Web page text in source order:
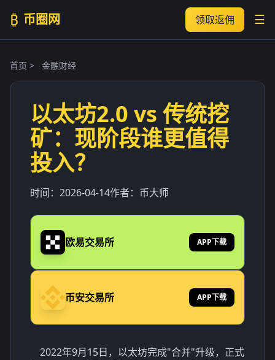
₿ 币圈网 领取返佣 ☰
首页 > 金融财经
以太坊2.0 vs 传统挖
矿：现阶段谁更值得
投入？
时间： 2026-04-14作者： 币大师
欧易交易所 APP下载
币安交易所 APP下载
2022年9月15日，以太坊完成"合并"升级，正式